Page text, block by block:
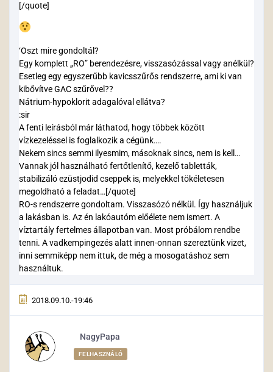
[/quote]
‘Oszt mire gondoltál?
Egy komplett „RO” berendezésre, visszasózással vagy anélkül?
Esetleg egy egyszerűbb kavicsszűrős rendszerre, ami ki van
kibővítve GAC szűrővel??
Nátrium-hypoklorit adagalóval ellátva?
:sir
A fenti leírásból már láthatod, hogy többek között
vízkezeléssel is foglalkozik a cégünk….
Nekem sincs semmi ilyesmim, másoknak sincs, nem is kell…
Vannak jól használható fertőtlenítő, kezelő tabletták,
stabilizáló ezüstjodid cseppek is, melyekkel tökéletesen
megoldható a feladat…[/quote]
RO-s rendszerre gondoltam. Visszasózó nélkül. Így használjuk
a lakásban is. Az én lakóautóm előélete nem ismert. A
víztartály fertelmes állapotban van. Most próbálom rendbe
tenni. A vadkempingezés alatt innen-onnan szereztünk vizet,
inni semmiképp nem ittuk, de még a mosogatáshoz sem
használtuk.
2018.09.10.-19:46
NagyPapa
FELHASZNÁLÓ